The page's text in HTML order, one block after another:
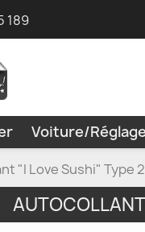
189
Voiture/
"I Love Sushi" Type